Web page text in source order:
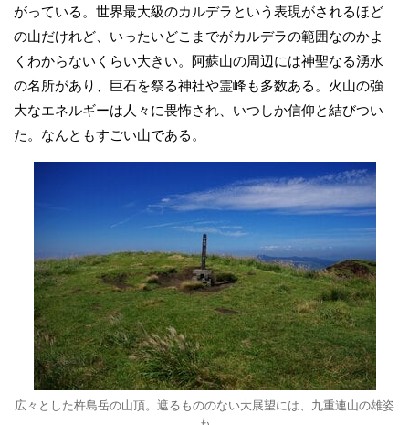
がっている。世界最大級のカルデラという表現がされるほど
の山だけれど、いったいどこまでがカルデラの範囲なのかよ
くわからないくらい大きい。阿蘇山の周辺には神聖なる湧水
の名所があり、巨石を祭る神社や霊峰も多数ある。火山の強
大なエネルギーは人々に畏怖され、いつしか信仰と結びつい
た。なんともすごい山である。
広々とした杵島岳の山頂。遮るもののない大展望には、九重連山の雄姿
も